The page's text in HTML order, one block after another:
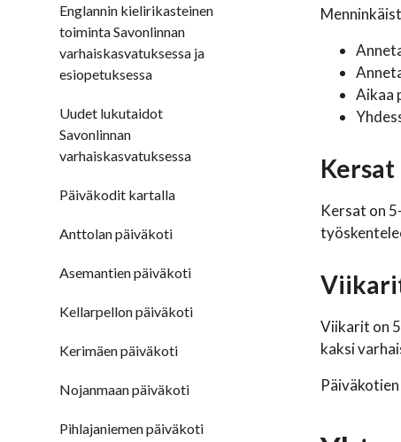
Englannin kielirikasteinen
toiminta Savonlinnan
varhaiskasvatuksessa ja
esiopetuksessa
Uudet lukutaidot
Savonlinnan
varhaiskasvatuksessa
Päiväkodit kartalla
Anttolan päiväkoti
Asemantien päiväkoti
Kellarpellon päiväkoti
Kerimäen päiväkoti
Nojanmaan päiväkoti
Pihlajaniemen päiväkoti
Aikaa
Kersat
Kersat on
Viikarit on
kaksi